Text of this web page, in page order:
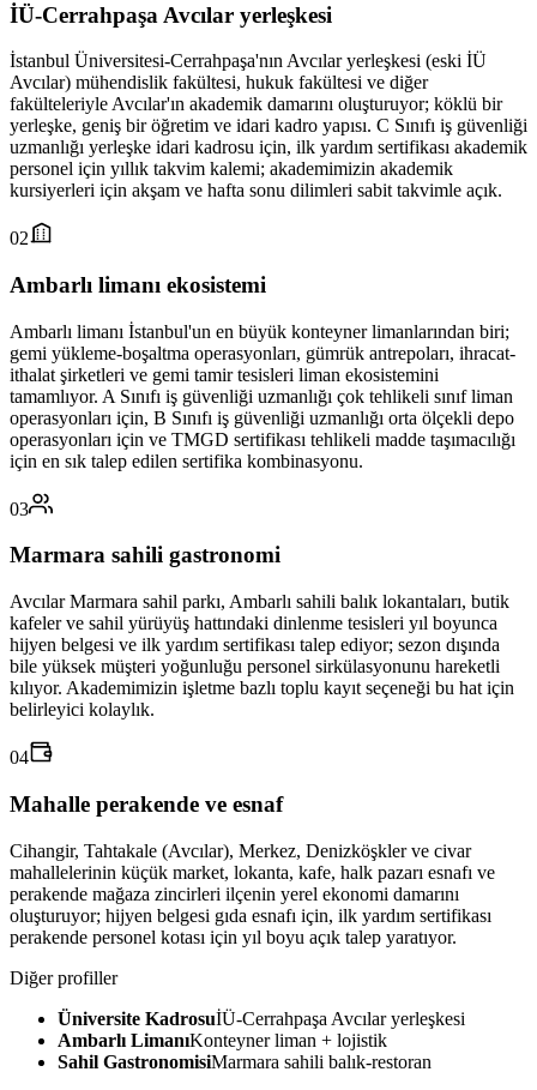
İÜ-Cerrahpaşa Avcılar yerleşkesi
İstanbul Üniversitesi-Cerrahpaşa'nın Avcılar yerleşkesi (eski İÜ
Avcılar) mühendislik fakültesi, hukuk fakültesi ve diğer
fakülteleriyle Avcılar'ın akademik damarını oluşturuyor; köklü bir
yerleşke, geniş bir öğretim ve idari kadro yapısı. C Sınıfı iş güvenliği
uzmanlığı yerleşke idari kadrosu için, ilk yardım sertifikası akademik
personel için yıllık takvim kalemi; akademimizin akademik
kursiyerleri için akşam ve hafta sonu dilimleri sabit takvimle açık.
02
Ambarlı limanı ekosistemi
Ambarlı limanı İstanbul'un en büyük konteyner limanlarından biri;
gemi yükleme-boşaltma operasyonları, gümrük antrepoları, ihracat-
ithalat şirketleri ve gemi tamir tesisleri liman ekosistemini
tamamlıyor. A Sınıfı iş güvenliği uzmanlığı çok tehlikeli sınıf liman
operasyonları için, B Sınıfı iş güvenliği uzmanlığı orta ölçekli depo
operasyonları için ve TMGD sertifikası tehlikeli madde taşımacılığı
için en sık talep edilen sertifika kombinasyonu.
03
Marmara sahili gastronomi
Avcılar Marmara sahil parkı, Ambarlı sahili balık lokantaları, butik
kafeler ve sahil yürüyüş hattındaki dinlenme tesisleri yıl boyunca
hijyen belgesi ve ilk yardım sertifikası talep ediyor; sezon dışında
bile yüksek müşteri yoğunluğu personel sirkülasyonunu hareketli
kılıyor. Akademimizin işletme bazlı toplu kayıt seçeneği bu hat için
belirleyici kolaylık.
04
Mahalle perakende ve esnaf
Cihangir, Tahtakale (Avcılar), Merkez, Denizköşkler ve civar
mahallelerinin küçük market, lokanta, kafe, halk pazarı esnafı ve
perakende mağaza zincirleri ilçenin yerel ekonomi damarını
oluşturuyor; hijyen belgesi gıda esnafı için, ilk yardım sertifikası
perakende personel kotası için yıl boyu açık talep yaratıyor.
Diğer profiller
Üniversite KadrosuİÜ-Cerrahpaşa Avcılar yerleşkesi
Ambarlı LimanıKonteyner liman + lojistik
Sahil GastronomisiMarmara sahili balık-restoran